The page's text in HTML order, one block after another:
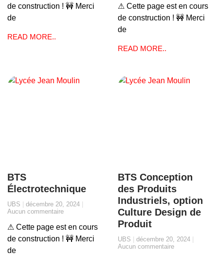
de construction ! 🚧 Merci
de
READ MORE..
⚠ Cette page est en cours
de construction ! 🚧 Merci
de
READ MORE..
BTS
Électrotechnique
UBS
décembre 20, 2024
Aucun commentaire
⚠ Cette page est en cours
de construction ! 🚧 Merci
de
BTS Conception
des Produits
Industriels, option
Culture Design de
Produit
UBS
décembre 20, 2024
Aucun commentaire